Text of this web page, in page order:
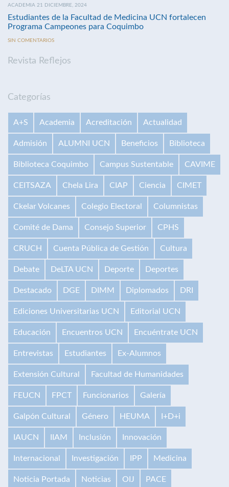
ACADEMIA 21 DICIEMBRE, 2024
Estudiantes de la Facultad de Medicina UCN fortalecen
Programa Campeones para Coquimbo
SIN COMENTARIOS
Revista Reflejos
Categorías
A+S Academia Acreditación Actualidad
Admisión ALUMNI UCN Beneficios Biblioteca
Biblioteca Coquimbo Campus Sustentable CAVIME
CEITSAZA Chela Lira CIAP Ciencia CIMET
Ckelar Volcanes Colegio Electoral Columnistas
Comité de Dama Consejo Superior CPHS
CRUCH Cuenta Pública de Gestión Cultura
Debate DeLTA UCN Deporte Deportes
Destacado DGE DIMM Diplomados DRI
Ediciones Universitarias UCN Editorial UCN
Educación Encuentros UCN Encuéntrate UCN
Entrevistas Estudiantes Ex-Alumnos
Extensión Cultural Facultad de Humanidades
FEUCN FPCT Funcionarios Galería
Galpón Cultural Género HEUMA I+D+i
IAUCN IIAM Inclusión Innovación
Internacional Investigación IPP Medicina
Noticia Portada Noticias OIJ PACE